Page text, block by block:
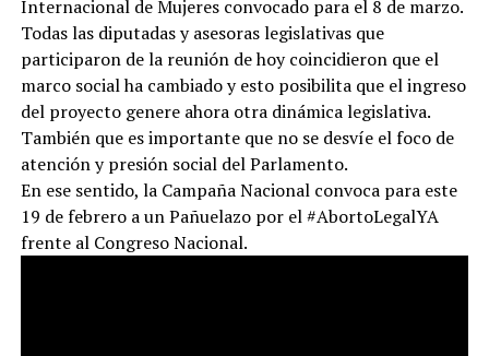
Internacional de Mujeres convocado para el 8 de marzo.
Todas las diputadas y asesoras legislativas que
participaron de la reunión de hoy coincidieron que el
marco social ha cambiado y esto posibilita que el ingreso
del proyecto genere ahora otra dinámica legislativa.
También que es importante que no se desvíe el foco de
atención y presión social del Parlamento.
En ese sentido, la Campaña Nacional convoca para este
19 de febrero a un Pañuelazo por el #AbortoLegalYA
frente al Congreso Nacional.